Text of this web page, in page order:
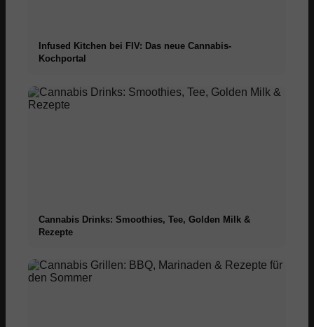
Infused Kitchen bei FIV: Das neue Cannabis-
Kochportal
Cannabis Drinks: Smoothies, Tee, Golden Milk &
Rezepte